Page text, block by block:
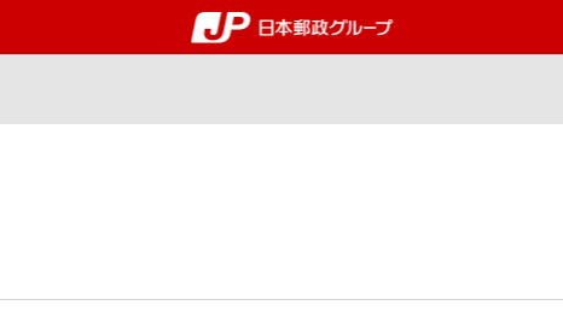
郵便局・日本郵政グルー